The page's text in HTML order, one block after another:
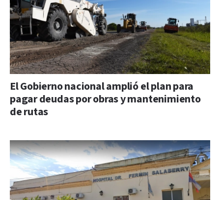
El Gobierno nacional amplió el plan para
pagar deudas por obras y mantenimiento
de rutas